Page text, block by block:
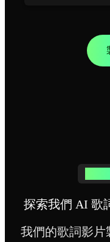
探索我們 AI 歌
我們的歌詞影片